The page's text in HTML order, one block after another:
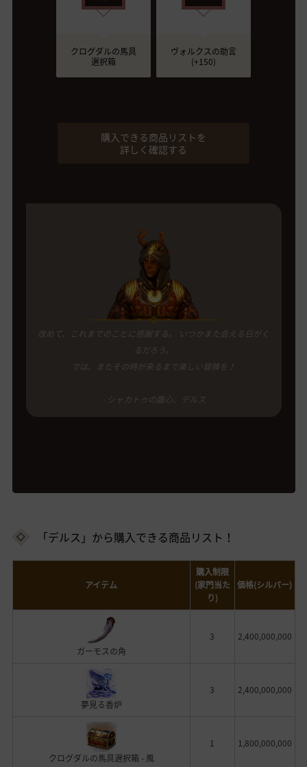
クログダルの馬具
選択箱
ヴォルクスの助言
(+150)
購入できる商品リストを
詳しく確認する
改めて、これまでのことに感謝する。 いつかまた会える日がく
るだろう。
では、またその時が来るまで楽しい冒険を！
- シャカトゥの腹心、デルス
「デルス」から購入できる商品リスト！
アイテム
購入制限
(家門当た
り)
価格(シルバー)
ガーモスの角
3 2,400,000,000
夢見る香炉
3 2,400,000,000
クログダルの馬具選択箱 - 風
1 1,800,000,000